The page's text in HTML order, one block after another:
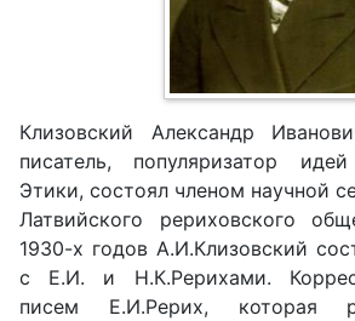
Клизовский Александр
писатель, популяризатор
Этики, состоял членом научной
Латвийского рериховского
1930-х годов А.И.Клизовский
с Е.И. и Н.К.Рерихами.
писем Е.И.Рерих, которая